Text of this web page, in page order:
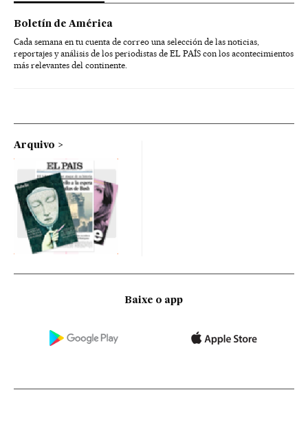
Boletín de América
Cada semana en tu cuenta de correo una selección de las noticias,
reportajes y análisis de los periodistas de EL PAÍS con los acontecimientos
más relevantes del continente.
Arquivo
Baixe o app